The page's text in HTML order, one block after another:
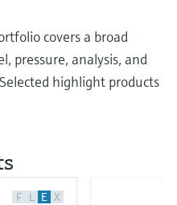
covers a broad
pressure, analysis, and
highlight products
F L E X